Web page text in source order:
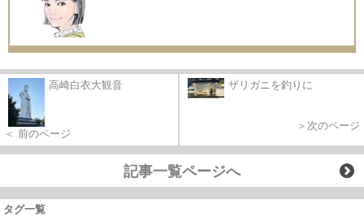
高崎白衣大観音
＜ 前のページ
ザリガニを釣りに
＞次のページ
記事一覧ページへ
タグ一覧